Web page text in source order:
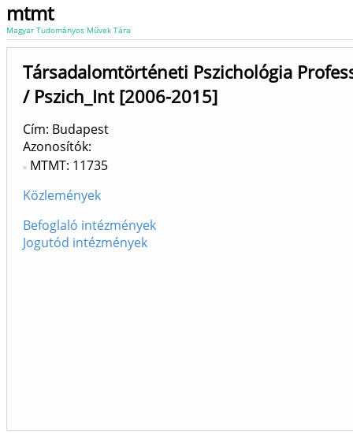
mtmt
Magyar Tudományos Művek Tára
Társadalomtörténeti Pszichológia
/ Pszich_Int [2006-2015]
Cím: Budapest
Azonosítók
MTMT: 11735
Közlemények
Befoglaló intézmények
Jogutód intézmények